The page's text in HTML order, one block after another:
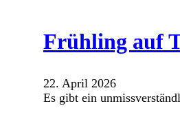
Frühling auf
22. April 2026
Es gibt ein